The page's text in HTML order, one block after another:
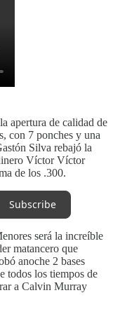
apertura de calidad de
con 7 ponches y una
Silva rebajó la
Víctor Víctor
de los .300.
Subscribe
será la increíble
matancero que
anoche 2 bases
todos los tiempos de
a Calvin Murray